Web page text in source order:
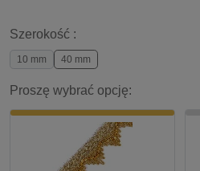
Szerokość :
10 mm 40 mm
Proszę wybrać opcję: